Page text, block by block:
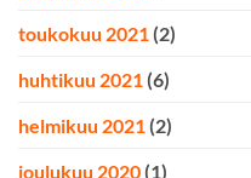
toukokuu 2021 (2)
huhtikuu 2021 (6)
helmikuu 2021 (2)
joulukuu 2020 (1)